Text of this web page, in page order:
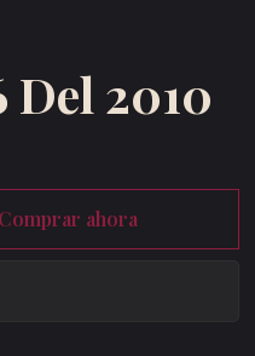
2010
Comprar ahora